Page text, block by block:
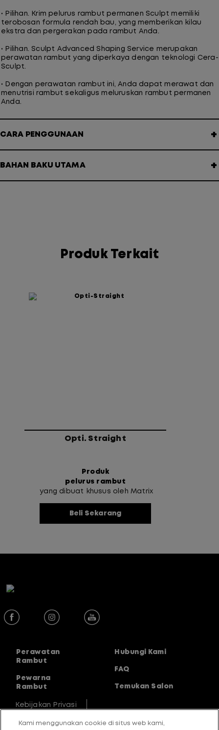
• Pilihan. Krim pelurus rambut permanen Sculpt memiliki
terobosan formula rendah bau, yang memberikan kilau
ekstra dan pergerakan pada rambut Anda.
• Pilihan. Sculpt Advanced Shaping Service merupakan
perawatan rambut yang diperkaya dengan teknologi Cera-
Sculpt.
• Dengan perawatan rambut ini, Anda dapat merawat dan
menutrisi rambut sekaligus meluruskan rambut permanen
Anda.
CARA PENGGUNAAN +
BAHAN BAKU UTAMA +
Produk Terkait
Opti. Straight
Produk
pelurus rambut
yang dibuat khusus oleh Matrix
membantu proses smoothing atau
Beli Sekarang
Perawatan
Rambut
Pewarna
Rambut
Hubungi Kami
FAQ
Temukan Salon
Kebijakan Privasi
Pernyataan Aksesibilitas
Kami menggunakan cookie di situs web kami,